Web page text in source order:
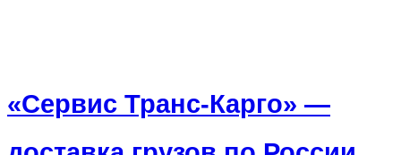
«Сервис Транс-Карго» —